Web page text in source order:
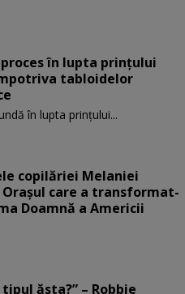
proces în lupta prinţului
tabloidelor
în lupta prinţului...
copilăriei Melaniei
Orașul care a transformat-
Doamnă a Americii
tipul ăsta?” – Robbie